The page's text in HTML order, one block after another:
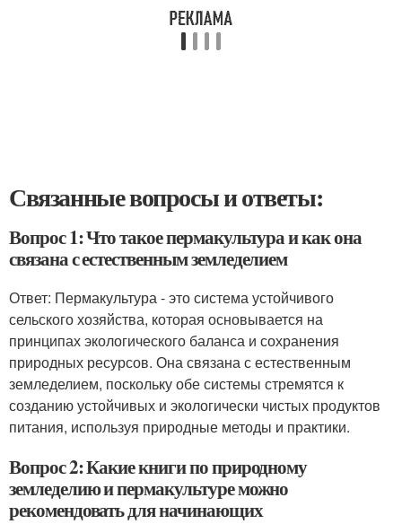
Связанные вопросы и ответы:
Вопрос 1: Что такое пермакультура и как она
связана с естественным земледелием
Ответ: Пермакультура - это система устойчивого
сельского хозяйства, которая основывается на
принципах экологического баланса и сохранения
природных ресурсов. Она связана с естественным
земледелием, поскольку обе системы стремятся к
созданию устойчивых и экологически чистых продуктов
питания, используя природные методы и практики.
Вопрос 2: Какие книги по природному
земледелию и пермакультуре можно
рекомендовать для начинающих